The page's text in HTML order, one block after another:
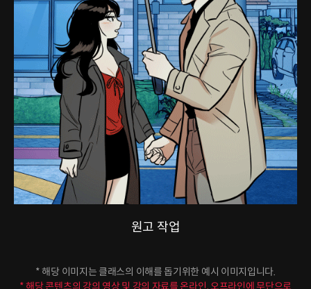
원고 작업
* 해당 이미지는 클래스의 이해를 돕기위한 예시 이미지입니다.
* 해당 콘텐츠의 강의 영상 및 강의 자료를 온라인, 오프라인에 무단으로